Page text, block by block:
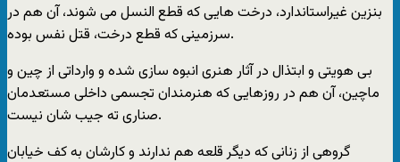
بنزین غیراستاندارد، درخت هایی که قطع النسل می شوند، آن هم در
سرزمینی که قطع درخت، قتل نفس بوده.
بی هویتی و ابتذال در آثار هنری انبوه سازی شده و وارداتی از چین و
ماچین، آن هم در روزهایی که هنرمندان تجسمی داخلی مستعدمان
صناری ته جیب شان نیست.
گروهی از زنانی که دیگر قلعه هم ندارند و کارشان به کف خیابان